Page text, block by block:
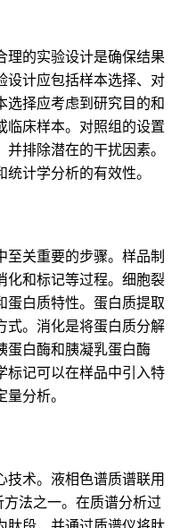
理的实验设计是确保结果
设计应包括样本选择、对
选择应考虑到研究目的和
临床样本。对照组的设置
排除潜在的干扰因素。
计学分析的有效性。
关重要的步骤。样品制
化和标记等过程。细胞裂
蛋白质特性。蛋白质提取
式。消化是将蛋白质分解
蛋白酶和胰凝乳蛋白酶
标记可以在样品中引入特
分析。
技术。液相色谱质谱联用
方法之一。在质谱分析过